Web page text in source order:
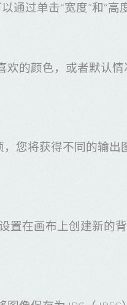
过单击“宽度”和“高
欢的颜色，或者默认
，您将获得不同的输
置在画布上创建新的